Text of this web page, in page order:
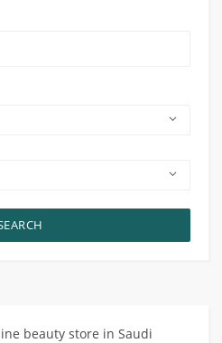
beauty store in Saudi